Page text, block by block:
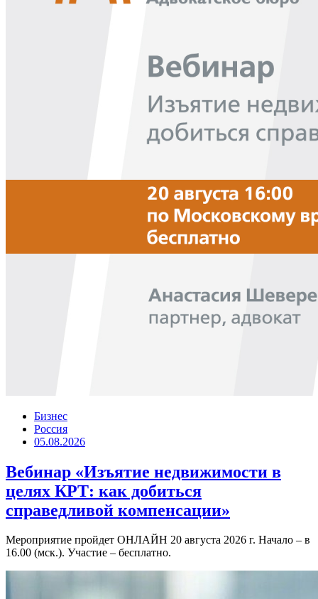
Бизнес
Россия
05.08.2026
Вебинар «Изъятие недвижимости в
целях КРТ: как добиться
справедливой компенсации»
Мероприятие пройдет ОНЛАЙН 20 августа 2026 г. Начало – в
16.00 (мск.). Участие – бесплатно.